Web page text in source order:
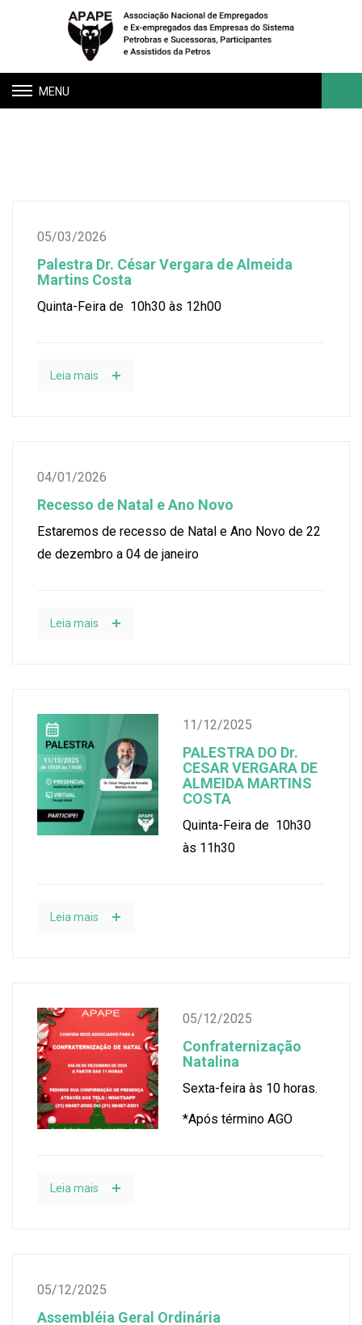
Toggle
navigation
05/03/2026
Palestra Dr. César Vergara de Almeida
Martins Costa
Quinta-Feira de 10h30 às 12h00
Leia mais
04/01/2026
Recesso de Natal e Ano Novo
Estaremos de recesso de Natal e Ano Novo de 22
de dezembro a 04 de janeiro
Leia mais
11/12/2025
PALESTRA DO Dr.
CESAR VERGARA DE
ALMEIDA MARTINS
COSTA
Quinta-Feira de 10h30
às 11h30
Leia mais
05/12/2025
Confraternização
Natalina
Sexta-feira às 10 horas.
*Após término AGO
Leia mais
05/12/2025
Assembléia Geral Ordinária